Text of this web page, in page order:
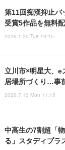
第11回痴漢抑止バ
受賞5作品を無料
2026.1.20 Tue 19:15
立川市×明星大、e
居場所づくり…事
2026.7.13 Mon 11:15
中高生の7割超「
る」スタディプラ